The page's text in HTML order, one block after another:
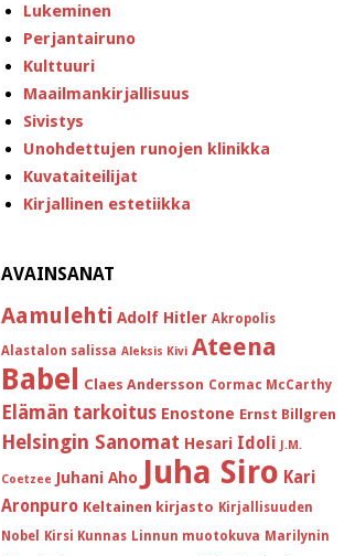
Lukeminen
Perjantairuno
Kulttuuri
Maailmankirjallisuus
Sivistys
Unohdettujen runojen klinikka
Kuvataiteilijat
Kirjallinen estetiikka
AVAINSANAT
Aamulehti Adolf Hitler Akropolis
Alastalon salissa Aleksis Kivi Ateena
Babel Claes Andersson Cormac McCarthy
Elämän tarkoitus Enostone Ernst Billgren
Helsingin Sanomat Hesari Idoli J.M.
Coetzee Juhani Aho Juha Siro Kari
Aronpuro Keltainen kirjasto Kirjallisuuden
Nobel
Kirsi Kunnas Linnun muotokuva Marilynin